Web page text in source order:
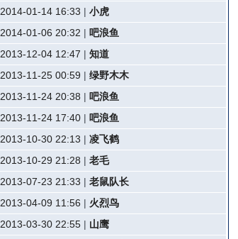
2014-01-14 16:33 |小虎
2014-01-06 20:32 | 吧浪鱼
2013-12-04 12:47 |知道
2013-11-25 00:59 |绿野木木
2013-11-24 20:38 | 吧浪鱼
2013-11-24 17:40 | 吧浪鱼
2013-10-30 22:13 |凌飞鹤
2013-10-29 21:28 |老毛
2013-07-23 21:33 |老鼠队长
2013-04-09 11:56 | 火烈鸟
2013-03-30 22:55 | 山鹰